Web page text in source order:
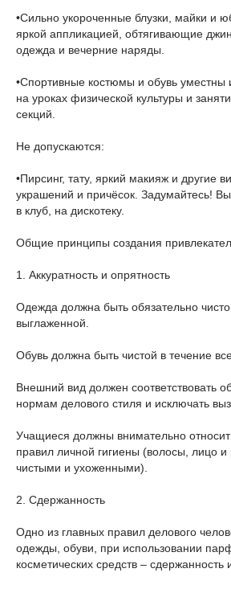
•Сильно укороченные блузки, майки и
яркой аппликацией, обтягивающие
одежда и вечерние наряды.
•Спортивные костюмы и обувь уместны
на уроках физической культуры и
секций.
Не допускаются:
•Пирсинг, тату, яркий макияж и другие
украшений и причёсок. Задумайтесь!
в клуб, на дискотеку.
Общие принципы создания
1. Аккуратность и опрятность
Одежда должна быть обязательно
выглаженной.
Обувь должна быть чистой в течение
Внешний вид должен соответствовать
нормам делового стиля и исключать
Учащиеся должны внимательно
правил личной гигиены (волосы, лицо
чистыми и ухоженными).
2. Сдержанность
Одно из главных правил делового
одежды, обуви, при использовании
косметических средств – сдержанность